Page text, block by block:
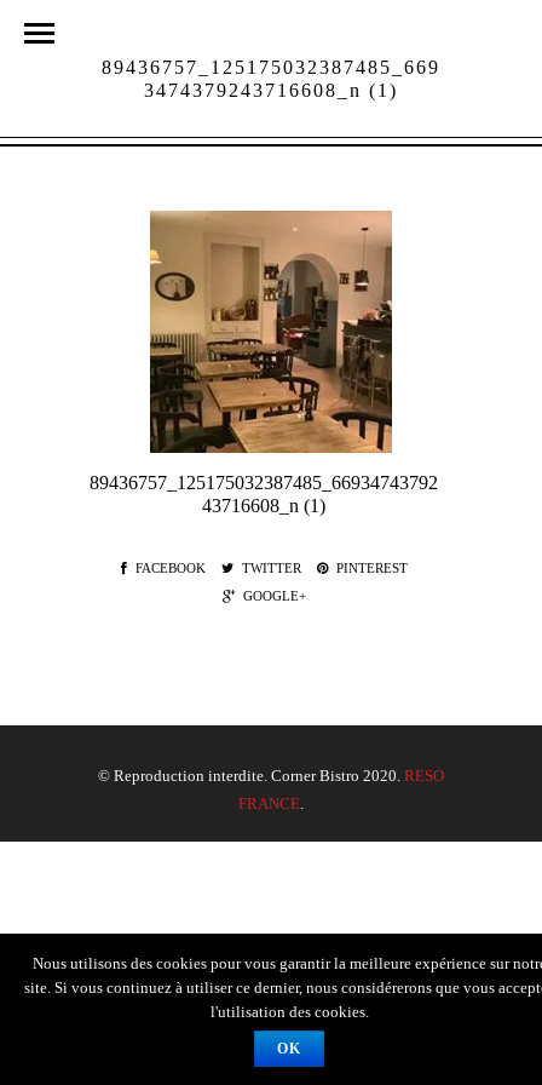
89436757_125175032387485_669
3474379243716608_n (1)
89436757_125175032387485_66934743792
43716608_n (1)
FACEBOOK TWITTER
PINTEREST
GOOGLE+
© Reproduction interdite. Corner Bistro 2020. RESO
FRANCE.
Nous utilisons des cookies pour vous garantir la meilleure expérience sur
site. Si vous continuez à utiliser ce dernier, nous considérerons que vous
l'utilisation des cookies.
OK